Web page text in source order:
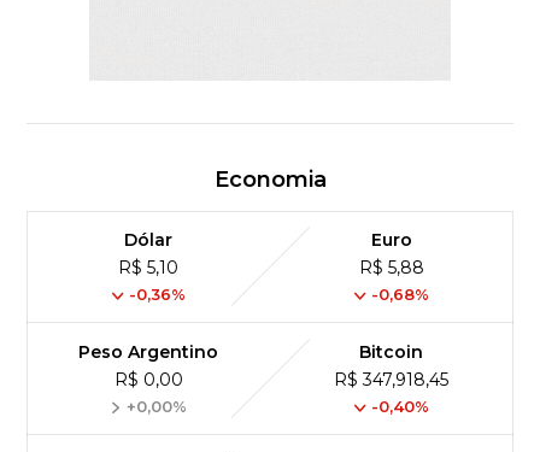
Economia
Dólar
R$ 5,10
-0,36%
Euro
R$ 5,88
-0,68%
Peso Argentino
R$ 0,00
+0,00%
Bitcoin
R$ 347,918,45
-0,40%